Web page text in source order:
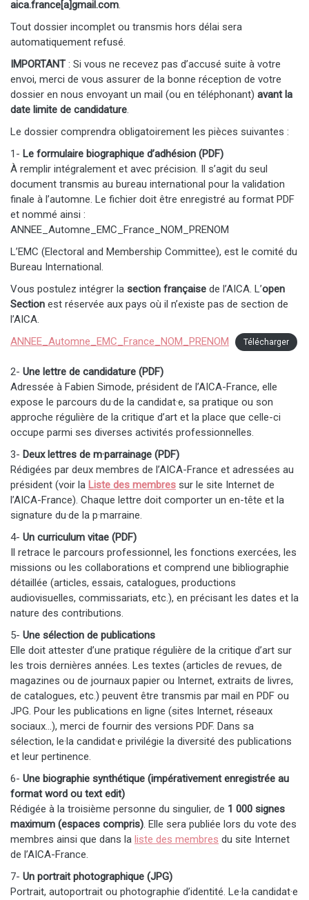
aica.france[a]gmail.com
Tout dossier incomplet ou transmis hors délai sera
automatiquement refusé.
IMPORTANT: Si vous ne recevez pas d’accusé suite à votre
envoi, merci de vous assurer de la bonne réception de votre
dossier en nous envoyant un mail (ou en téléphonant) avant la
date limite de candidature
Le dossier comprendra obligatoirement les pièces suivantes :
1- Le formulaire biographique d’adhésion (PDF)
À remplir intégralement et avec précision. Il s’agit du seul
document transmis au bureau international pour la validation
finale à l’automne. Le fichier doit être enregistré au format PDF
et nommé ainsi :
ANNEE_Automne_EMC_France_NOM_PRENOM
L’EMC (Electoral and Membership Committee), est le comité du
Bureau International.
Vous postulez intégrer la section française de l’AICA. L’open
Section est réservée aux pays où il n’existe pas de section de
l’AICA.
ANNEE_Automne_EMC_France_NOM_PRENOM
Télécharger
2- Une lettre de candidature (PDF)
Adressée à Fabien Simode, président de l’AICA-France, elle
expose le parcours du·de la candidat·e, sa pratique ou son
approche régulière de la critique d’art et la place que celle-ci
occupe parmi ses diverses activités professionnelles.
3- Deux lettres de m·parrainage (PDF)
Rédigées par deux membres de l’AICA-France et adressées au
président (voir la Liste des membres sur le site Internet de
l’AICA-France). Chaque lettre doit comporter un en-tête et la
signature du·de la p·marraine.
4- Un curriculum vitae (PDF)
Il retrace le parcours professionnel, les fonctions exercées, les
missions ou les collaborations et comprend une bibliographie
détaillée (articles, essais, catalogues, productions
audiovisuelles, commissariats, etc.), en précisant les dates et la
nature des contributions.
5- Une sélection de publications
Elle doit attester d’une pratique régulière de la critique d’art sur
les trois dernières années. Les textes (articles de revues, de
magazines ou de journaux papier ou Internet, extraits de livres,
de catalogues, etc.) peuvent être transmis par mail en PDF ou
JPG. Pour les publications en ligne (sites Internet, réseaux
sociaux…), merci de fournir des versions PDF. Dans sa
sélection, le·la candidat·e privilégie la diversité des publications
et leur pertinence.
6- Une biographie synthétique (impérativement enregistrée au
format word ou text edit)
Rédigée à la troisième personne du singulier, de 1 000 signes
maximum (espaces compris). Elle sera publiée lors du vote des
membres ainsi que dans la liste des membres du site Internet
de l’AICA-France.
7- Un portrait photographique (JPG)
Portrait, autoportrait ou photographie d’identité. Le·la candidat·e